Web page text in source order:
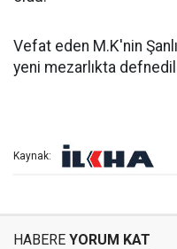
Vefat eden M.K'nin
yeni mezarlıkta
Kaynak:
HABERE YORUM KAT